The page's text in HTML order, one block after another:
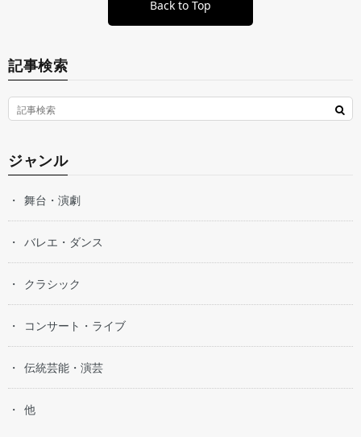
Back to Top
記事検索
ジャンル
舞台・演劇
バレエ・ダンス
クラシック
コンサート・ライブ
伝統芸能・演芸
他